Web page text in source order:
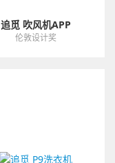
追觅 吹风机APP
伦敦设计奖